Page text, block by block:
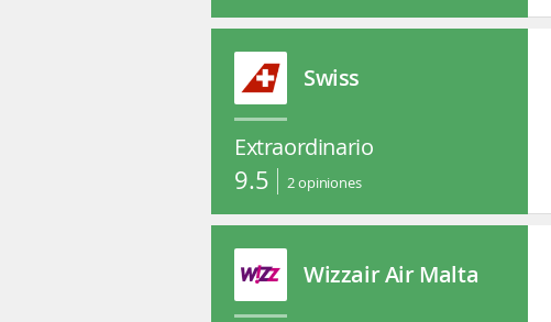
Swiss
Extraordinario
9.5 2opiniones
Wizzair Air Malta